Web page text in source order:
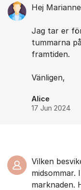
Hej
Jag tar er
tummarna
framtiden.
Vänligen,
Alice
17 Jun 2024
Vilken
marknaden.